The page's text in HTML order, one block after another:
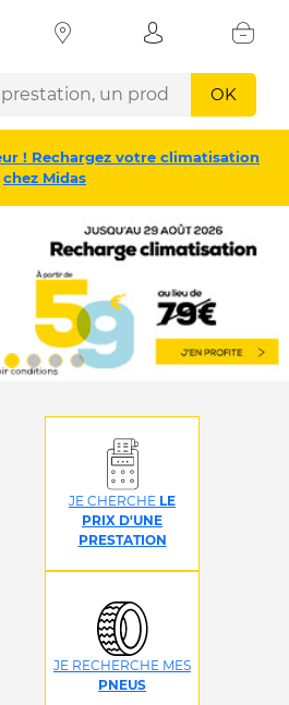
OK
! Rechargez votre climatisation
chez Midas
JE CHERCHE LE
PRIX D'UNE
PRESTATION
JE RECHERCHE MES
PNEUS